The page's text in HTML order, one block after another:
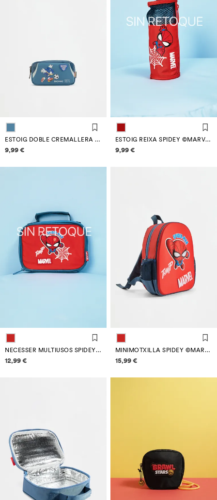
ESTOIG DOBLE CREMALLERA SONIC™ | SEGA
Informació de preus
9,99 €
ESTOIG REIXA SPIDEY ©MARVEL
Informació de preus
9,99 €
NECESSER MULTIUSOS SPIDEY ©MARVEL
Informació de preus
12,99 €
MINIMOTXILLA SPIDEY ©MARVEL
Informació de preus
15,99 €